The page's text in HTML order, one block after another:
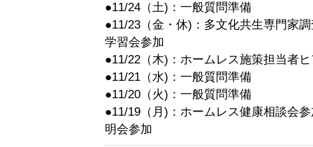
●11/24（土)：一般質問準備
●11/23（金・休)：多文化共生専門家
学習会参加
●11/22（木)：ホームレス施策担当者
●11/21（水)：一般質問準備
●11/20（火)：一般質問準備
●11/19（月)：ホームレス健康相談会
明会参加